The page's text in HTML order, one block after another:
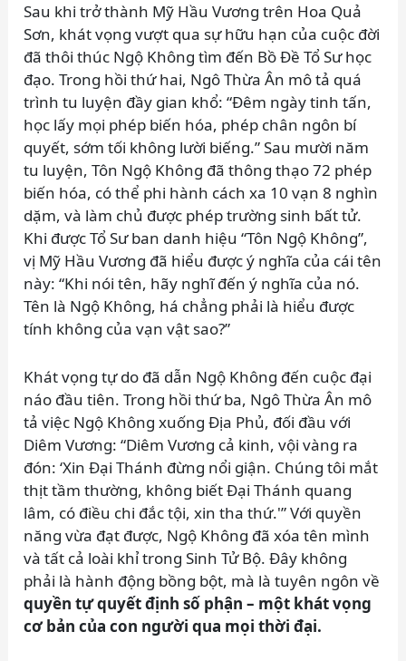
Sau khi trở thành Mỹ Hầu Vương trên Hoa Quả
Sơn, khát vọng vượt qua sự hữu hạn của cuộc đời
đã thôi thúc Ngộ Không tìm đến Bồ Đề Tổ Sư học
đạo. Trong hồi thứ hai, Ngô Thừa Ân mô tả quá
trình tu luyện đầy gian khổ: “Đêm ngày tinh tấn,
học lấy mọi phép biến hóa, phép chân ngôn bí
quyết, sớm tối không lười biếng.” Sau mười năm
tu luyện, Tôn Ngộ Không đã thông thạo 72 phép
biến hóa, có thể phi hành cách xa 10 vạn 8 nghìn
dặm, và làm chủ được phép trường sinh bất tử.
Khi được Tổ Sư ban danh hiệu “Tôn Ngộ Không”,
vị Mỹ Hầu Vương đã hiểu được ý nghĩa của cái tên
này: “Khi nói tên, hãy nghĩ đến ý nghĩa của nó.
Tên là Ngộ Không, há chẳng phải là hiểu được
tính không của vạn vật sao?”
Khát vọng tự do đã dẫn Ngộ Không đến cuộc đại
náo đầu tiên. Trong hồi thứ ba, Ngô Thừa Ân mô
tả việc Ngộ Không xuống Địa Phủ, đối đầu với
Diêm Vương: “Diêm Vương cả kinh, vội vàng ra
đón: ‘Xin Đại Thánh đừng nổi giận. Chúng tôi mắt
thịt tầm thường, không biết Đại Thánh quang
lâm, có điều chi đắc tội, xin tha thứ.'” Với quyền
năng vừa đạt được, Ngộ Không đã xóa tên mình
và tất cả loài khỉ trong Sinh Tử Bộ. Đây không
phải là hành động bồng bột, mà là tuyên ngôn về
quyền tự quyết định số phận – một khát vọng
cơ bản của con người qua mọi thời đại.